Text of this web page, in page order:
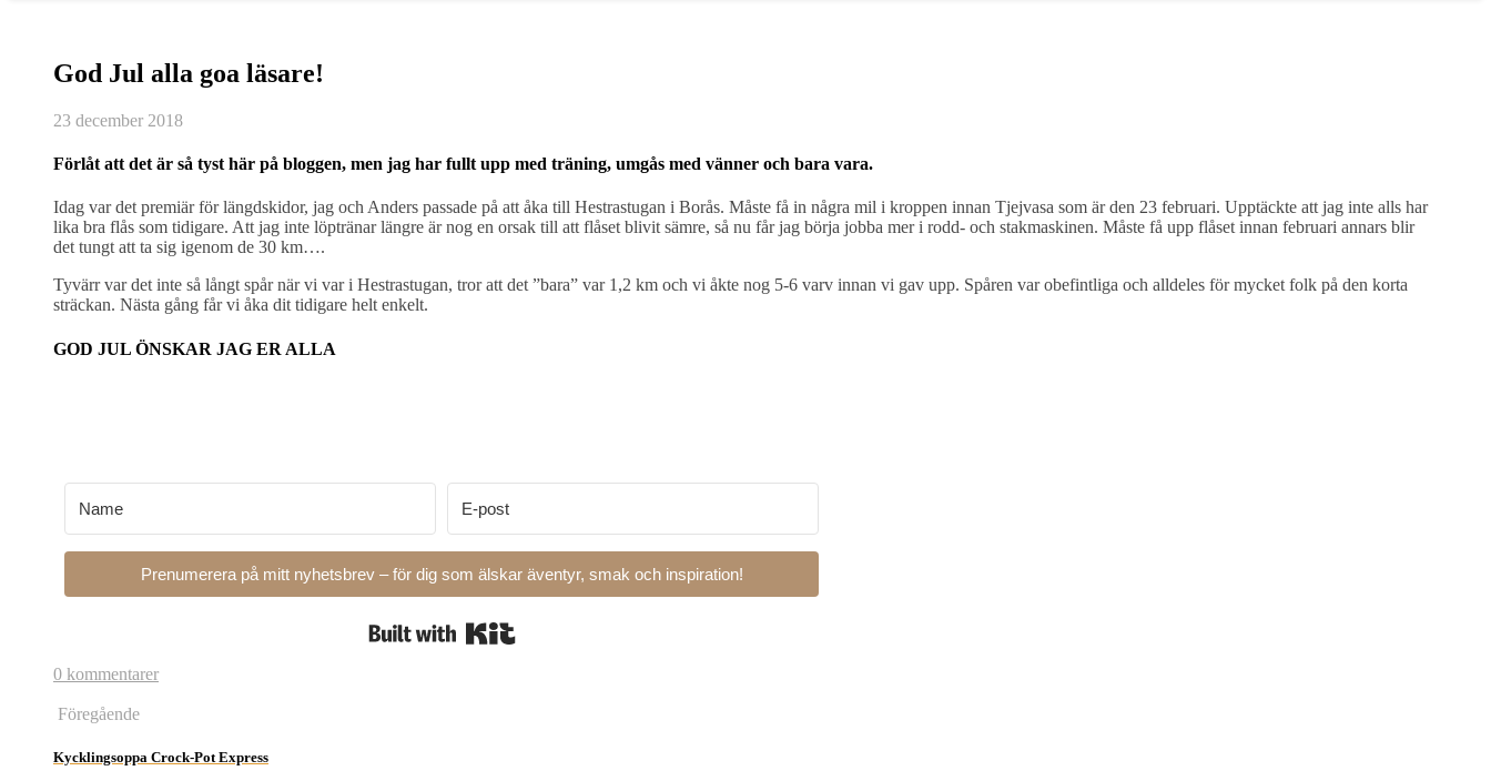
God Jul alla goa läsare!
23 december 2018
Förlåt att det är så tyst här på bloggen, men jag har fullt upp med träning, umgås med vänner och bara vara.
Idag var det premiär för längdskidor, jag och Anders passade på att åka till Hestrastugan i Borås. Måste få in några mil i kroppen innan Tjejvasa som är den 23 februari. Upptäckte att jag inte alls har
lika bra flås som tidigare. Att jag inte löptränar längre är nog en orsak till att flåset blivit sämre, så nu får jag börja jobba mer i rodd- och stakmaskinen. Måste få upp flåset innan februari annars blir
det tungt att ta sig igenom de 30 km….
Tyvärr var det inte så långt spår när vi var i Hestrastugan, tror att det ”bara” var 1,2 km och vi åkte nog 5-6 varv innan vi gav upp. Spåren var obefintliga och alldeles för mycket folk på den korta
sträckan. Nästa gång får vi åka dit tidigare helt enkelt.
GOD JUL ÖNSKAR JAG ER ALLA
Prenumerera på mitt nyhetsbrev – för dig som älskar äventyr, smak och inspiration!
0 kommentarer
Föregående
Kycklingsoppa Crock-Pot Express